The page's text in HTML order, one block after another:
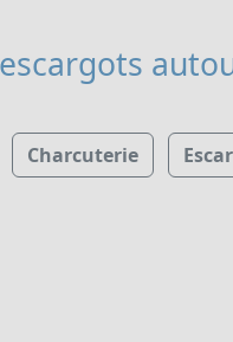
Charcuterie